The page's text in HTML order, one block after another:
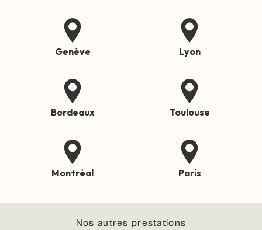
Genève Lyon
Bordeaux Toulouse
Montréal Paris
Nos autres prestations